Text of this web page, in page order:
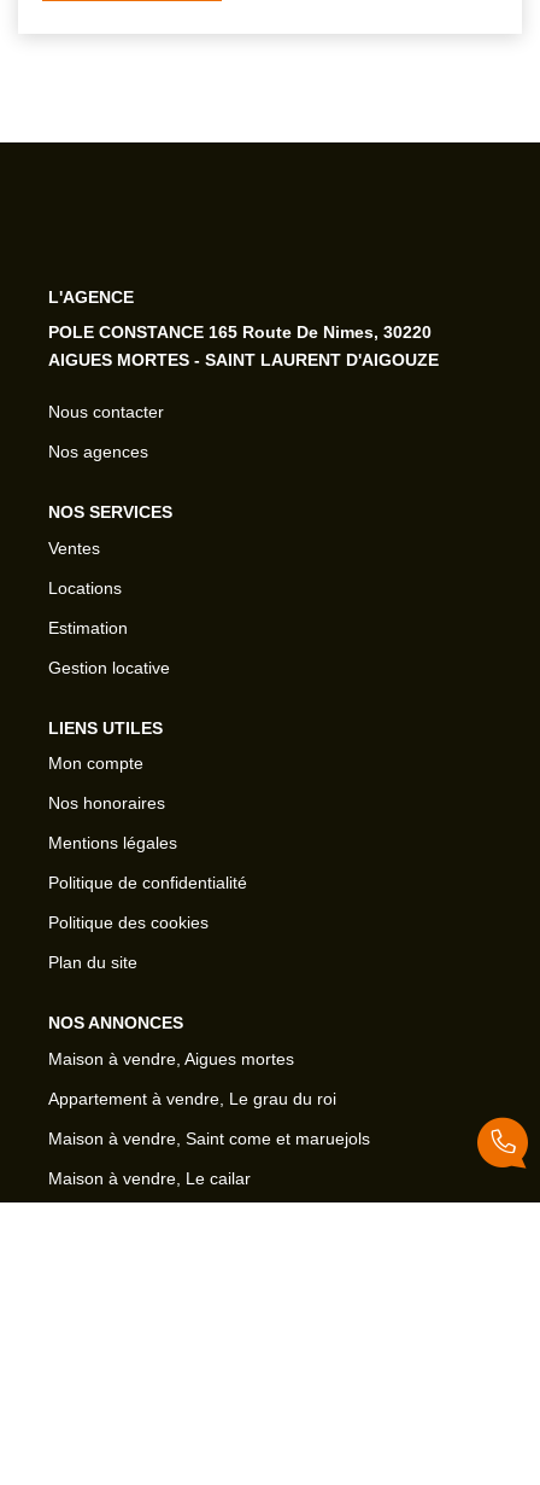
L'AGENCE
POLE CONSTANCE 165 Route De Nimes, 30220
AIGUES MORTES - SAINT LAURENT D'AIGOUZE
Nous contacter
Nos agences
NOS SERVICES
Ventes
Locations
Estimation
Gestion locative
LIENS UTILES
Mon compte
Nos honoraires
Mentions légales
Politique de confidentialité
Politique des cookies
Plan du site
NOS ANNONCES
Maison à vendre, Aigues mortes
Appartement à vendre, Le grau du roi
Maison à vendre, Saint come et maruejols
Maison à vendre, Le cailar